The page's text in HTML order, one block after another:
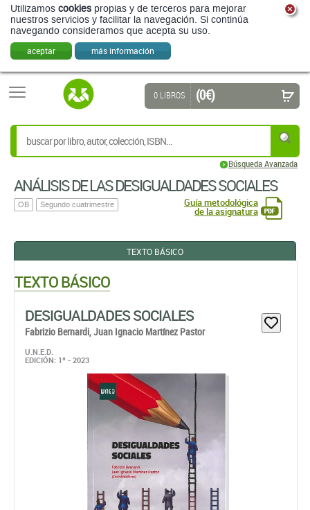
Utilizamos cookies propias y de terceros para mejorar
nuestros servicios y facilitar la navegación. Si continúa
navegando consideramos que acepta su uso.
aceptar más información
Búsqueda Avanzada
0 LIBROS (0 €)
ANÁLISIS DE LAS DESIGUALDADES SOCIALES
OB Segundo cuatrimestre Guía metodológica
de la asignatura
TEXTO BÁSICO
TEXTO BÁSICO
DESIGUALDADES SOCIALES
Fabrizio Bernardi,Juan Ignacio Martínez Pastor
U.N.E.D.
EDICIÓN: 1ª - 2023